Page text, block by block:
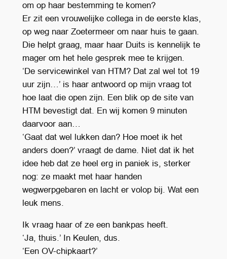
om op haar bestemming te komen?
Er zit een vrouwelijke collega in de eerste klas,
op weg naar Zoetermeer om naar huis te gaan.
Die helpt graag, maar haar Duits is kennelijk te
mager om het hele gesprek mee te krijgen.
‘De servicewinkel van HTM? Dat zal wel tot 19
uur zijn…’ is haar antwoord op mijn vraag tot
hoe laat die open zijn. Een blik op de site van
HTM bevestigt dat. En wij komen 9 minuten
daarvoor aan…
‘Gaat dat wel lukken dan? Hoe moet ik het
anders doen?’ vraagt de dame. Niet dat ik het
idee heb dat ze heel erg in paniek is, sterker
nog: ze maakt met haar handen
wegwerpgebaren en lacht er volop bij. Wat een
leuk mens.
Ik vraag haar of ze een bankpas heeft.
‘Ja, thuis.’ In Keulen, dus.
‘Een OV-chipkaart?’